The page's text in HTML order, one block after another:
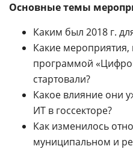
Основные темы
Каким был 2018 г.
Какие
программой
стартовали?
Какое влияние они
ИТ в госсекторе?
Как изменилось
муниципальном и